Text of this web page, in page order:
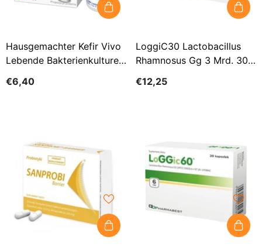
Hausgemachter Kefir Vivo
Lebende Bakterienkulturen
05g ZAKWASKI VIVO
€6,40
LoggiC30 Lactobacillus
Rhamnosus Gg 3 Mrd. 30
€12,25